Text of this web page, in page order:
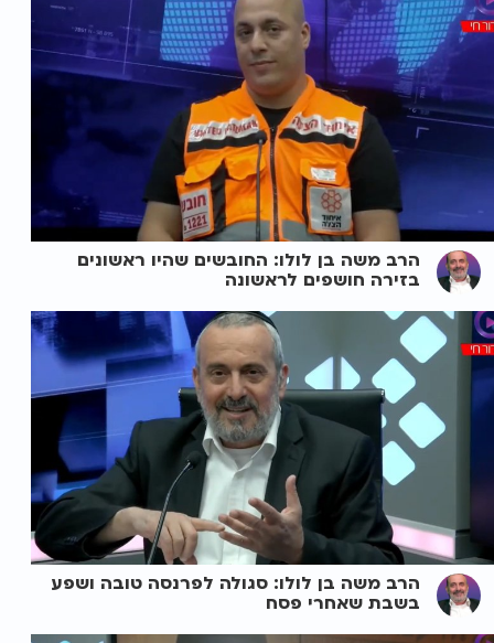
הרב משה בן לולו: החובשים שהיו ראשונים
בזירה חושפים לראשונה
הרב משה בן לולו: סגולה לפרנסה טובה ושפע
בשבת שאחרי פסח